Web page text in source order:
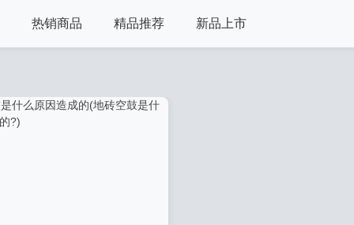
热销商品 精品推荐 新品上市